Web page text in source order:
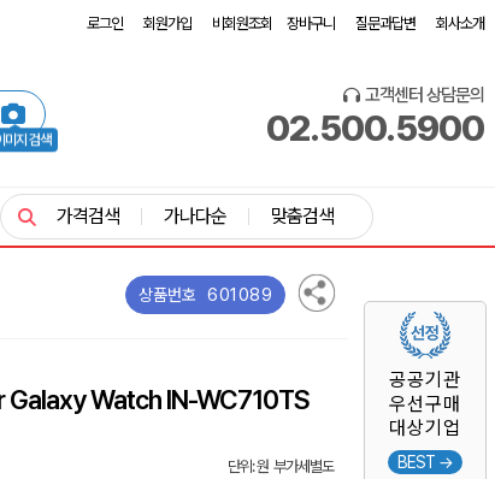
로그인 회원가입 비회원조회 장바구니 질문과답변 회사소개
미지 검색
고객센터 상담문의
02.500.5900
공공기관
우선구매
대상기업
BEST →
가격검색 가나다순 맞춤검색
상품번호 601089
Galaxy Watch IN-WC710TS
단위: 원 부가세별도